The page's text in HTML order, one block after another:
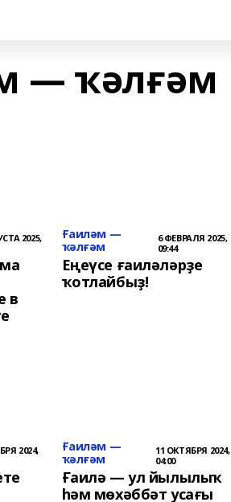
— ҡәлғәм
2025,
в
Ғаиләм —
ҡәлғәм
6 ФЕВРАЛЯ 2025,
09:44
Еңеүсе ғаиләләрҙе
ҡотлайбыҙ!
2024,
Ғаиләм —
ҡәлғәм
11 ОКТЯБРЯ 2024,
04:00
Ғаилә — ул йылылыҡ
һәм мөхәббәт усағы